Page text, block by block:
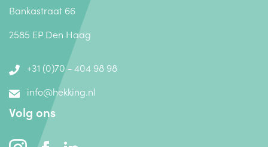
Bankastraat 66
2585 EP Den Haag
+31 (0)70 - 404 98 98
info@hekking.nl
Volg ons